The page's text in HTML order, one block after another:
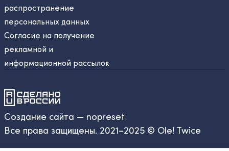
распространение
персональных данных
Согласие на получение
рекламной и
информационной рассылок
Создание сайта — nopreset
Все права защищены. 2021–2025 © Ole! Twice